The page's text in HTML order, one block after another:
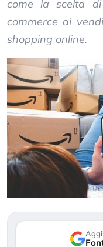
come la scelta
commerce ai
shopping online.